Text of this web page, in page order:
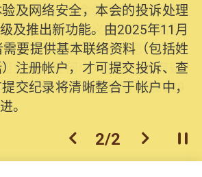
及网络安全，本会的投诉处理
及推出新功能。由2025年11月
要提供基本联络资料（包括姓
注册帐户，才可提交投诉、查
交纪录将清晰整合于帐户中，
。
上一个
2/2 下一个开